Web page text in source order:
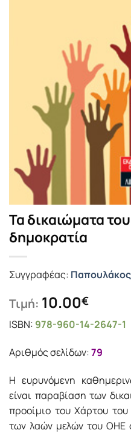
Τα δικαιώματα
δημοκρατία
Συγγραφέας:
Τιμή: 10.00€
ISBN: 978-960-14-2647-1
Αριθμός σελίδων:79
Η ευρυνόμενη
είναι παραβίαση των
προοίμιο του Χάρτου
των λαών μελών του ΟΗΕ